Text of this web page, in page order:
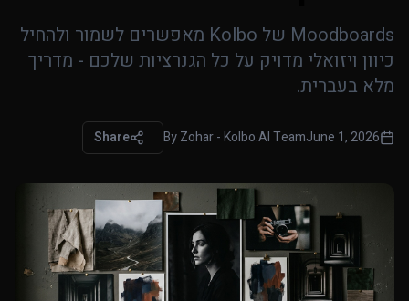
Moodboards של Kolbo מאפשרים לשמור ולהחיל
כיוון ויזואלי מדויק על כל הגנרציות שלכם - מדריך
מלא בעברית.
June 1, 2026
ByZohar - Kolbo.AI Team
Share